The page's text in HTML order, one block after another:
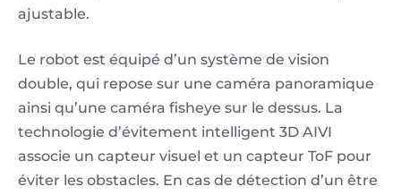
ajustable.
Le robot est équipé d’un système de vision
double, qui repose sur une caméra panoramique
ainsi qu’une caméra fisheye sur le dessus. La
technologie d’évitement intelligent 3D AIVI
associe un capteur visuel et un capteur ToF pour
éviter les obstacles. En cas de détection d’un être